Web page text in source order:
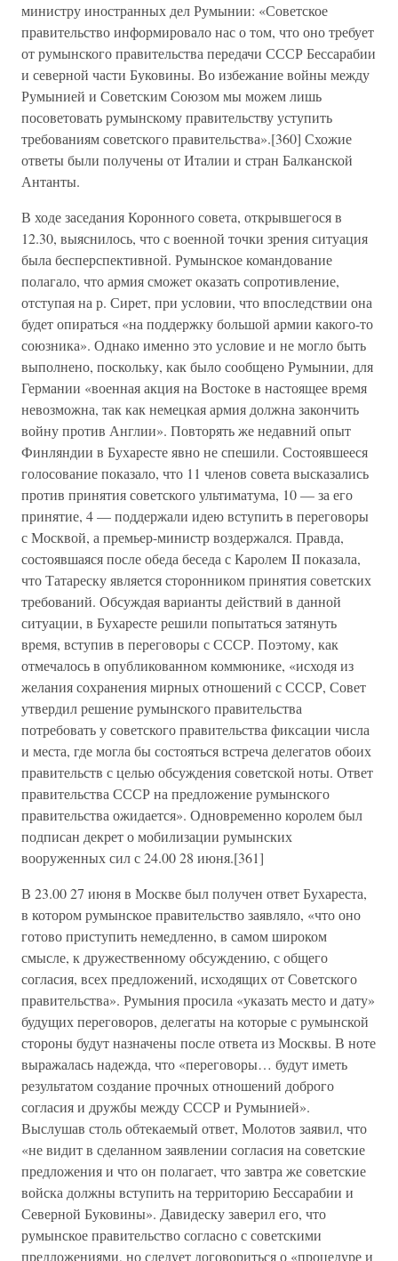
министру иностранных дел Румынии: «Советское
правительство информировало нас о том, что оно требует
от румынского правительства передачи СССР Бессарабии
и северной части Буковины. Во избежание войны между
Румынией и Советским Союзом мы можем лишь
посоветовать румынскому правительству уступить
требованиям советского правительства».[360] Схожие
ответы были получены от Италии и стран Балканской
Антанты.
В ходе заседания Коронного совета, открывшегося в
12.30, выяснилось, что с военной точки зрения ситуация
была бесперспективной. Румынское командование
полагало, что армия сможет оказать сопротивление,
отступая на р. Сирет, при условии, что впоследствии она
будет опираться «на поддержку большой армии какого-то
союзника». Однако именно это условие и не могло быть
выполнено, поскольку, как было сообщено Румынии, для
Германии «военная акция на Востоке в настоящее время
невозможна, так как немецкая армия должна закончить
войну против Англии». Повторять же недавний опыт
Финляндии в Бухаресте явно не спешили. Состоявшееся
голосование показало, что 11 членов совета высказались
против принятия советского ультиматума, 10 — за его
принятие, 4 — поддержали идею вступить в переговоры
с Москвой, а премьер-министр воздержался. Правда,
состоявшаяся после обеда беседа с Каролем II показала,
что Татареску является сторонником принятия советских
требований. Обсуждая варианты действий в данной
ситуации, в Бухаресте решили попытаться затянуть
время, вступив в переговоры с СССР. Поэтому, как
отмечалось в опубликованном коммюнике, «исходя из
желания сохранения мирных отношений с СССР, Совет
утвердил решение румынского правительства
потребовать у советского правительства фиксации числа
и места, где могла бы состояться встреча делегатов обоих
правительств с целью обсуждения советской ноты. Ответ
правительства СССР на предложение румынского
правительства ожидается». Одновременно королем был
подписан декрет о мобилизации румынских
вооруженных сил с 24.00 28 июня.[361]
В 23.00 27 июня в Москве был получен ответ Бухареста,
в котором румынское правительство заявляло, «что оно
готово приступить немедленно, в самом широком
смысле, к дружественному обсуждению, с общего
согласия, всех предложений, исходящих от Советского
правительства». Румыния просила «указать место и дату»
будущих переговоров, делегаты на которые с румынской
стороны будут назначены после ответа из Москвы. В ноте
выражалась надежда, что «переговоры… будут иметь
результатом создание прочных отношений доброго
согласия и дружбы между СССР и Румынией».
Выслушав столь обтекаемый ответ, Молотов заявил, что
«не видит в сделанном заявлении согласия на советские
предложения и что он полагает, что завтра же советские
войска должны вступить на территорию Бессарабии и
Северной Буковины». Давидеску заверил его, что
румынское правительство согласно с советскими
предложениями, но следует договориться о «процедуре и